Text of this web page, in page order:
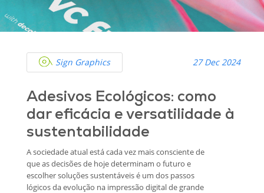
Sign Graphics 27 Dec 2024
Adesivos Ecológicos: como
dar eficácia e versatilidade à
sustentabilidade
A sociedade atual está cada vez mais consciente de
que as decisões de hoje determinam o futuro e
escolher soluções sustentáveis é um dos passos
lógicos da evolução na impressão digital de grande